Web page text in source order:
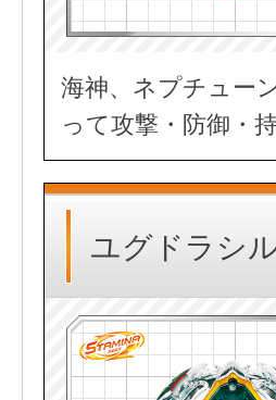
海神、ネプチュー
って攻撃・防御・
ユグドラシ